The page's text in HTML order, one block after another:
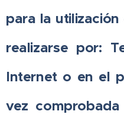
para la
realizarse por:
Internet o en el
vez